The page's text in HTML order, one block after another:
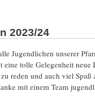
2023/24
Jugendlichen unserer
tolle Gelegenheit
reden und auch viel
mit einem Team